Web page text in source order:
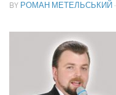
BY РОМАН МЕТЕЛЬСЬКИЙ ·